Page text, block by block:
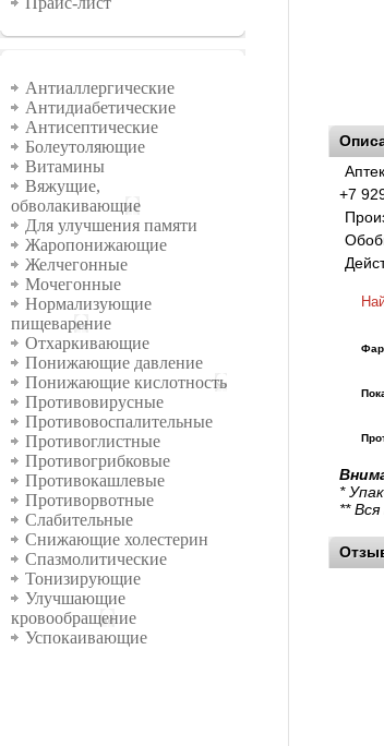
Группы
Антиаллергические
Антидиабетические
Антисептические
Болеутоляющие
Витамины
Вяжущие,
обволакивающие
Для улучшения памяти
Жаропонижающие
Желчегонные
Мочегонные
Нормализующие
пищеварение
Отхаркивающие
Понижающие давление
Понижающие кислотность
Противовирусные
Противовоспалительные
Противоглистные
Противогрибковые
Противокашлевые
Противорвотные
Слабительные
Снижающие холестерин
Спазмолитические
Тонизирующие
Улучшающие
кровообращение
Успокаивающие
+7
*
**